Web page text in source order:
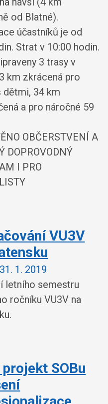
od Blatné).
účastníků je od
Strat v 10:00 hodin.
3 trasy v
km zkrácená pro
dětmi, 34 km
a pro náročné 59
OBČERSTVENÍ A
DOPROVODNÝ
I PRO
VU3V
31. 1. 2019
letního semestru
ročníku VU3V na
SOBu